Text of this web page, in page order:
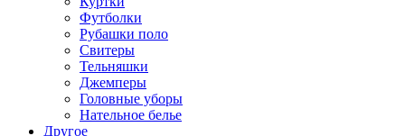
Футболки
Рубашки поло
Свитеры
Тельняшки
Джемперы
Головные уборы
Нательное белье
Другое